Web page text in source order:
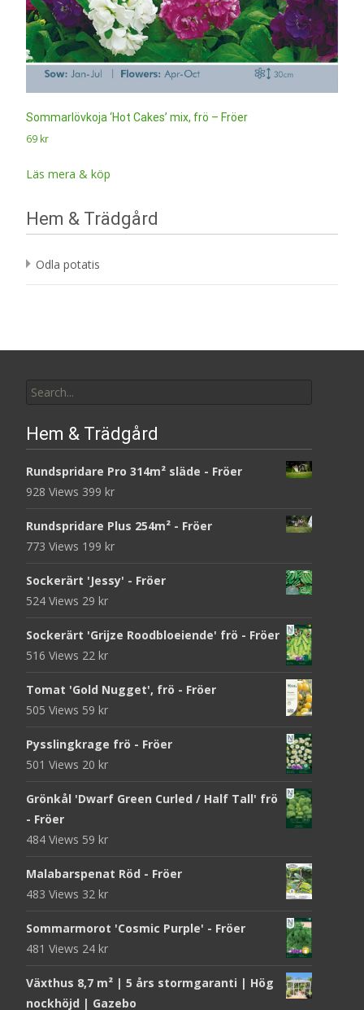
Sommarlövkoja ‘Hot Cakes’ mix, frö – Fröer
69 kr
Läs mera & köp
Hem & Trädgård
Odla potatis
for:
Hem & Trädgård
Rundspridare Pro 314m² släde - Fröer
928 Views 399 kr
Rundspridare Plus 254m² - Fröer
773 Views 199 kr
Sockerärt 'Jessy' - Fröer
524 Views 29 kr
Sockerärt 'Grijze Roodbloeiende' frö - Fröer
516 Views 22 kr
Tomat 'Gold Nugget', frö - Fröer
505 Views 59 kr
Pysslingkrage frö - Fröer
501 Views 20 kr
Grönkål 'Dwarf Green Curled / Half Tall' frö
- Fröer
484 Views 59 kr
Malabarspenat Röd - Fröer
483 Views 32 kr
Sommarmorot 'Cosmic Purple' - Fröer
481 Views 24 kr
Växthus 8,7 m² | 5 års stormgaranti | Hög
nockhöjd | Gazebo